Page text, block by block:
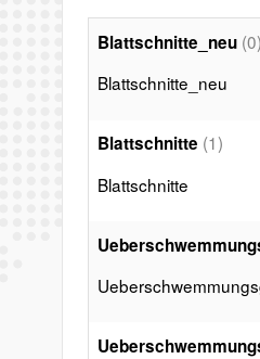
Blattschnitte_neu (0)
Blattschnitte_neu
Blattschnitte (1)
Blattschnitte